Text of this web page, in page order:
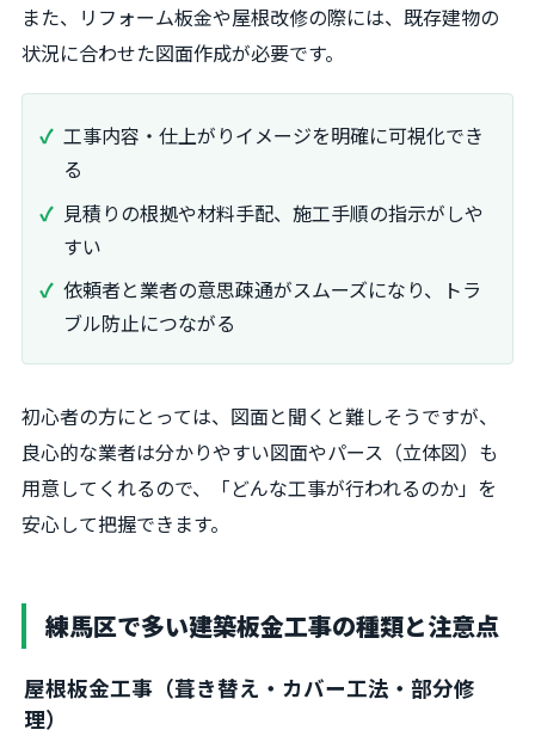
また、リフォーム板金や屋根改修の際には、既存建物の
状況に合わせた図面作成が必要です。
工事内容・仕上がりイメージを明確に可視化でき
る
見積りの根拠や材料手配、施工手順の指示がしや
すい
依頼者と業者の意思疎通がスムーズになり、トラ
ブル防止につながる
初心者の方にとっては、図面と聞くと難しそうですが、
良心的な業者は分かりやすい図面やパース（立体図）も
用意してくれるので、「どんな工事が行われるのか」を
安心して把握できます。
練馬区で多い建築板金工事の種類と注意点
屋根板金工事（葺き替え・カバー工法・部分修
理）